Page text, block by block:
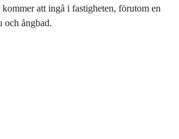
att ingå i fastigheten, förutom en
och ångbad.